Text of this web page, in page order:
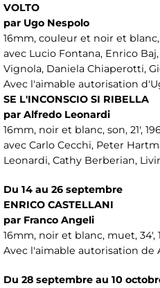
VOLTO
par Ugo Nespolo
16mm, couleur et noir et blanc,
avec Lucio Fontana, Enrico
Vignola, Daniela Chiaperotti,
Avec l'aimable autorisation
SE L'INCONSCIO SI RIBELLA
par Alfredo Leonardi
16mm, noir et blanc, son, 21',
avec Carlo Cecchi, Peter
Leonardi, Cathy Berberian,
Du 14 au 26 septembre
ENRICO CASTELLANI
par Franco Angeli
16mm, noir et blanc, muet, 34',
Avec l'aimable autorisation de
Du 28 septembre au 10